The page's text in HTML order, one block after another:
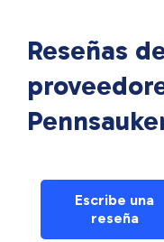
Reseñas
Escribe una
reseña